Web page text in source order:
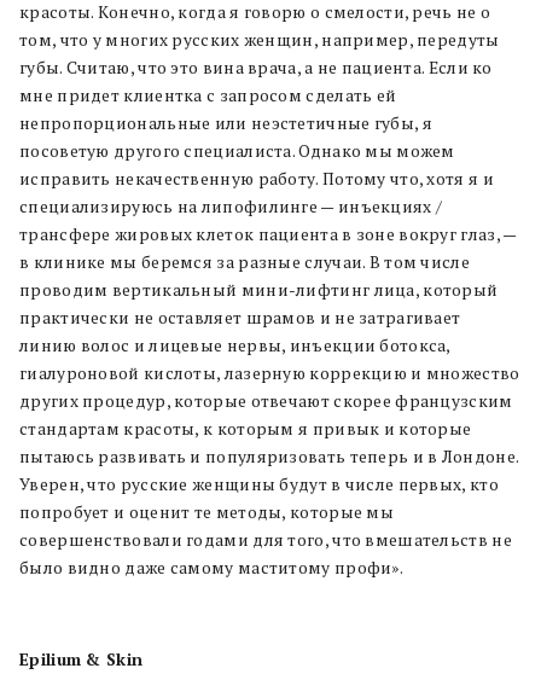
красоты. Конечно, когда я говорю о смелости, речь не о
том, что у многих русских женщин, например, передуты
губы. Считаю, что это вина врача, а не пациента. Если ко
мне придет клиентка с запросом сделать ей
непропорциональные или неэстетичные губы, я
посоветую другого специалиста. Однако мы можем
исправить некачественную работу. Потому что, хотя я и
специализируюсь на липофилинге — инъекциях /
трансфере жировых клеток пациента в зоне вокруг глаз, —
в клинике мы беремся за разные случаи. В том числе
проводим вертикальный мини-лифтинг лица, который
практически не оставляет шрамов и не затрагивает
линию волос и лицевые нервы, инъекции ботокса,
гиалуроновой кислоты, лазерную коррекцию и множество
других процедур, которые отвечают скорее французским
стандартам красоты, к которым я привык и которые
пытаюсь развивать и популяризовать теперь и в Лондоне.
Уверен, что русские женщины будут в числе первых, кто
попробует и оценит те методы, которые мы
совершенствовали годами для того, что вмешательств не
было видно даже самому маститому профи».
Epilium & Skin